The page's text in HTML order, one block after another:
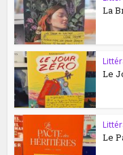
La
Le
Le